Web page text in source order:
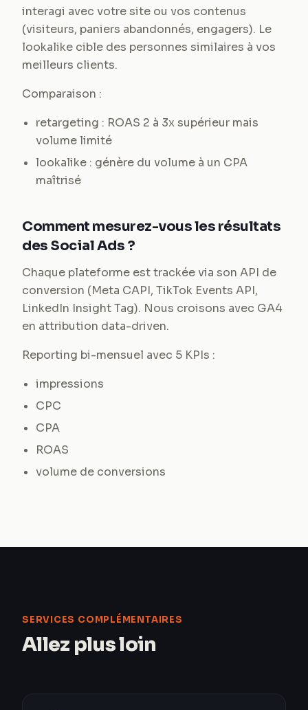
interagi avec votre site ou vos contenus
(visiteurs, paniers abandonnés, engagers). Le
lookalike cible des personnes similaires à vos
meilleurs clients.
Comparaison :
retargeting : ROAS 2 à 3x supérieur mais
volume limité
lookalike : génère du volume à un CPA
maîtrisé
Comment mesurez-vous les résultats
des Social Ads ?
Chaque plateforme est trackée via son API de
conversion (Meta CAPI, TikTok Events API,
LinkedIn Insight Tag). Nous croisons avec GA4
en attribution data-driven.
Reporting bi-mensuel avec 5 KPIs :
impressions
CPC
CPA
ROAS
volume de conversions
SERVICES COMPLÉMENTAIRES
Allez plus loin